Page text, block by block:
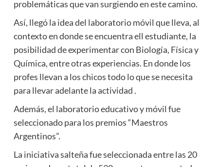
problemáticas que van surgiendo en este camino.
Así, llegó la idea del laboratorio móvil que lleva, al
contexto en donde se encuentra ell estudiante, la
posibilidad de experimentar con Biología, Física y
Química, entre otras experiencias. En donde los
profes llevan a los chicos todo lo que se necesita
para llevar adelante la actividad .
Además, el laboratorio educativo y móvil fue
seleccionado para los premios “Maestros
Argentinos”.
La iniciativa salteña fue seleccionada entre las 20